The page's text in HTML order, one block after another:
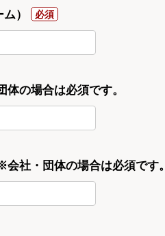
）
の場合は必須です。
社・団体の場合は必須です。